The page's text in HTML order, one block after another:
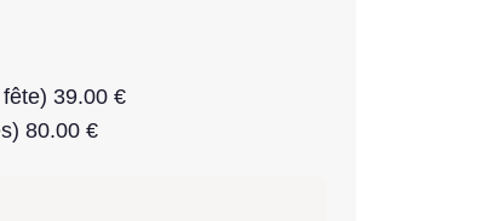
39.00 €
80.00 €